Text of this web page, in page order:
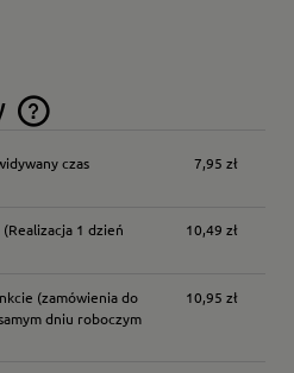
kosztów płatności
czas
7,95 zł
(Realizacja 1 dzień
10,49 zł
(zamówienia do
dniu roboczym
10,95 zł